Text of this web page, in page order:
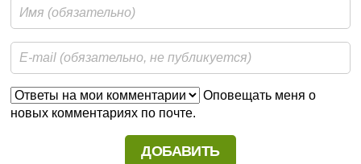
Оповещать меня о
новых комментариях по почте.